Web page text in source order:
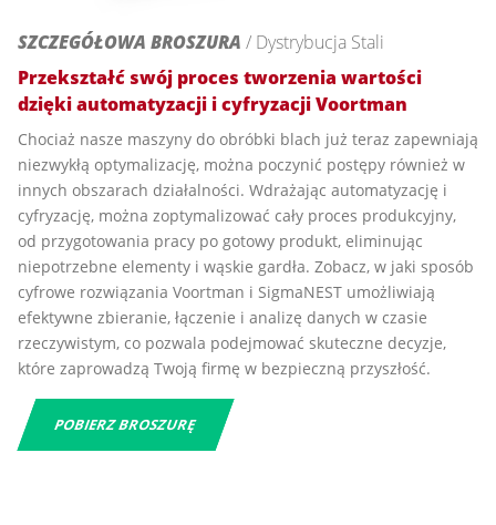
SZCZEGÓŁOWA BROSZURA / Dystrybucja Stali
Przekształć swój proces tworzenia wartości
dzięki automatyzacji i cyfryzacji Voortman
Chociaż nasze maszyny do obróbki blach już teraz zapewniają
niezwykłą optymalizację, można poczynić postępy również w
innych obszarach działalności. Wdrażając automatyzację i
cyfryzację, można zoptymalizować cały proces produkcyjny,
od przygotowania pracy po gotowy produkt, eliminując
niepotrzebne elementy i wąskie gardła. Zobacz, w jaki sposób
cyfrowe rozwiązania Voortman i SigmaNEST umożliwiają
efektywne zbieranie, łączenie i analizę danych w czasie
rzeczywistym, co pozwala podejmować skuteczne decyzje,
które zaprowadzą Twoją firmę w bezpieczną przyszłość.
POBIERZ BROSZURĘ